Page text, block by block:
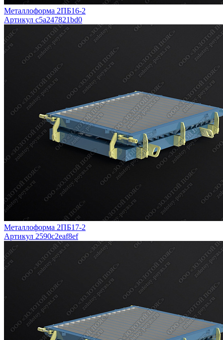
Металлоформа 2ПБ16-2
Артикул c5a247821bd0
Металлоформа 2ПБ17-2
Артикул 2590c2eaf8ef